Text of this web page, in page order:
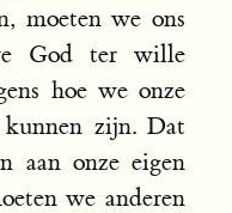
moeten we ons
God ter wille
hoe we onze
zijn. Dat
aan onze eigen
we anderen